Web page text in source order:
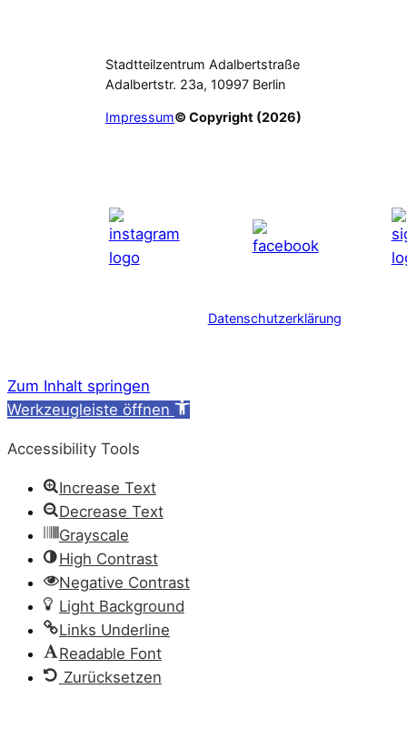
Stadtteilzentrum Adalbertstraße
Adalbertstr. 23a, 10997 Berlin
Impressum© Copyright (2026)
Datenschutzerklärung
Zum Inhalt springen
Werkzeugleiste öffnen
Accessibility Tools
Increase Text
Decrease Text
Grayscale
High Contrast
Negative Contrast
Light Background
Links Underline
Readable Font
Zurücksetzen